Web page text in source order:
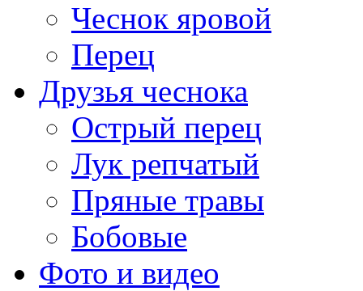
Чеснок яровой
Перец
Друзья чеснока
Острый перец
Лук репчатый
Пряные травы
Бобовые
Фото и видео